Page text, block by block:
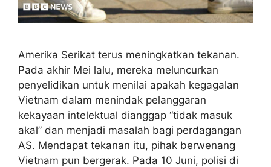
Amerika Serikat terus meningkatkan tekanan.
Pada akhir Mei lalu, mereka meluncurkan
penyelidikan untuk menilai apakah kegagalan
Vietnam dalam menindak pelanggaran
kekayaan intelektual dianggap “tidak masuk
akal” dan menjadi masalah bagi perdagangan
AS. Mendapat tekanan itu, pihak berwenang
Vietnam pun bergerak. Pada 10 Juni, polisi di